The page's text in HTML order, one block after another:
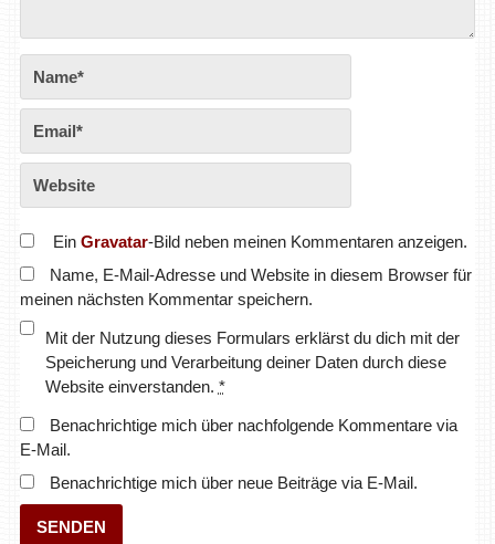
Ein Gravatar-Bild neben meinen Kommentaren anzeigen.
Name, E-Mail-Adresse und Website in diesem Browser für
meinen nächsten Kommentar speichern.
Mit der Nutzung dieses Formulars erklärst du dich mit der
Speicherung und Verarbeitung deiner Daten durch diese
Website einverstanden. *
Benachrichtige mich über nachfolgende Kommentare via
E-Mail.
Benachrichtige mich über neue Beiträge via E-Mail.